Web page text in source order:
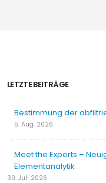
LETZTE BEITRÄGE
Bestimmung der
5. Aug. 2026
Meet the Experts –
Elementanalytik
30. Juli 2026